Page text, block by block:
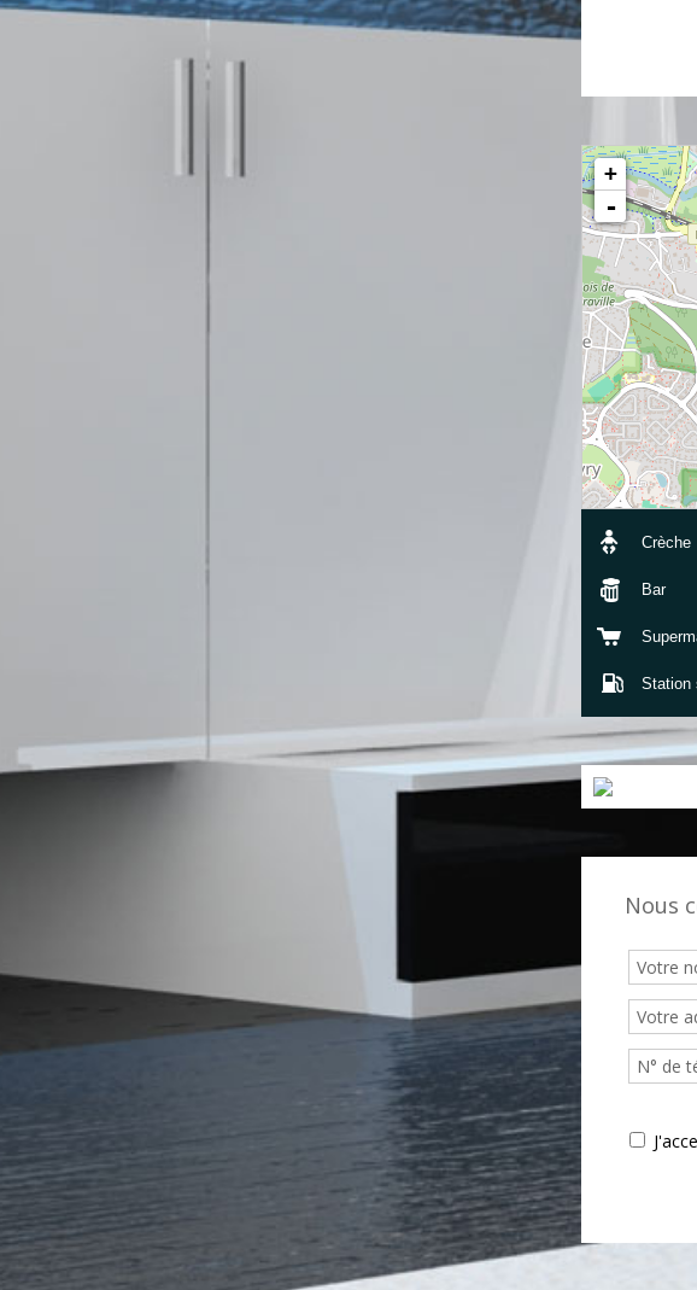
+
-
Crèche
Bar
Station
Nous